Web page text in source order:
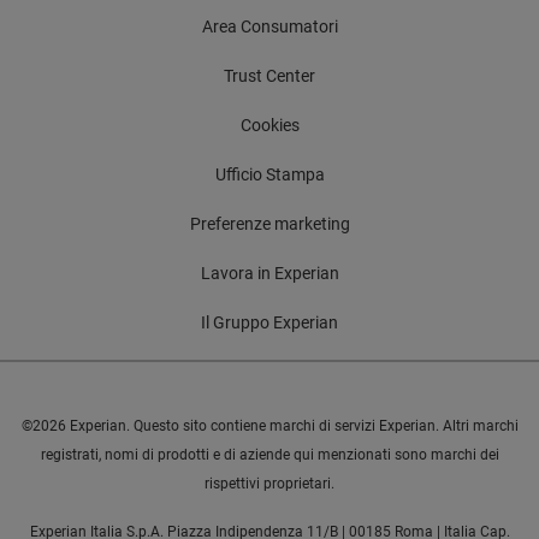
Area Consumatori
Trust Center
Cookies
Ufficio Stampa
Preferenze marketing
Lavora in Experian
Il Gruppo Experian
©2026 Experian. Questo sito contiene marchi di servizi Experian. Altri marchi
registrati, nomi di prodotti e di aziende qui menzionati sono marchi dei
rispettivi proprietari.
Experian Italia S.p.A. Piazza Indipendenza 11/B | 00185 Roma | Italia Cap.